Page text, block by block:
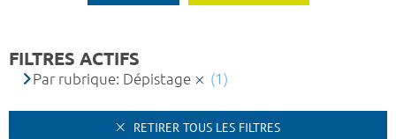
FILTRES ACTIFS
Par rubrique: Dépistage (1)
RETIRER TOUS LES FILTRES